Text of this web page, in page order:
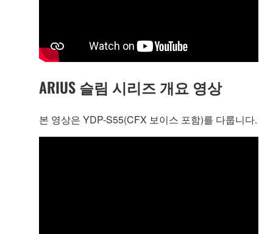
ARIUS 슬림 시리즈 개요 영상
본 영상은 YDP-S55(CFX 보이스 포함)를 다룹니다.